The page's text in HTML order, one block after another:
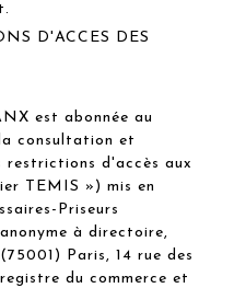
D'ACCES DES
est abonnée au
consultation et
restrictions d'accès aux
TEMIS ») mis en
Priseurs
à directoire,
Paris, 14 rue des
du commerce et